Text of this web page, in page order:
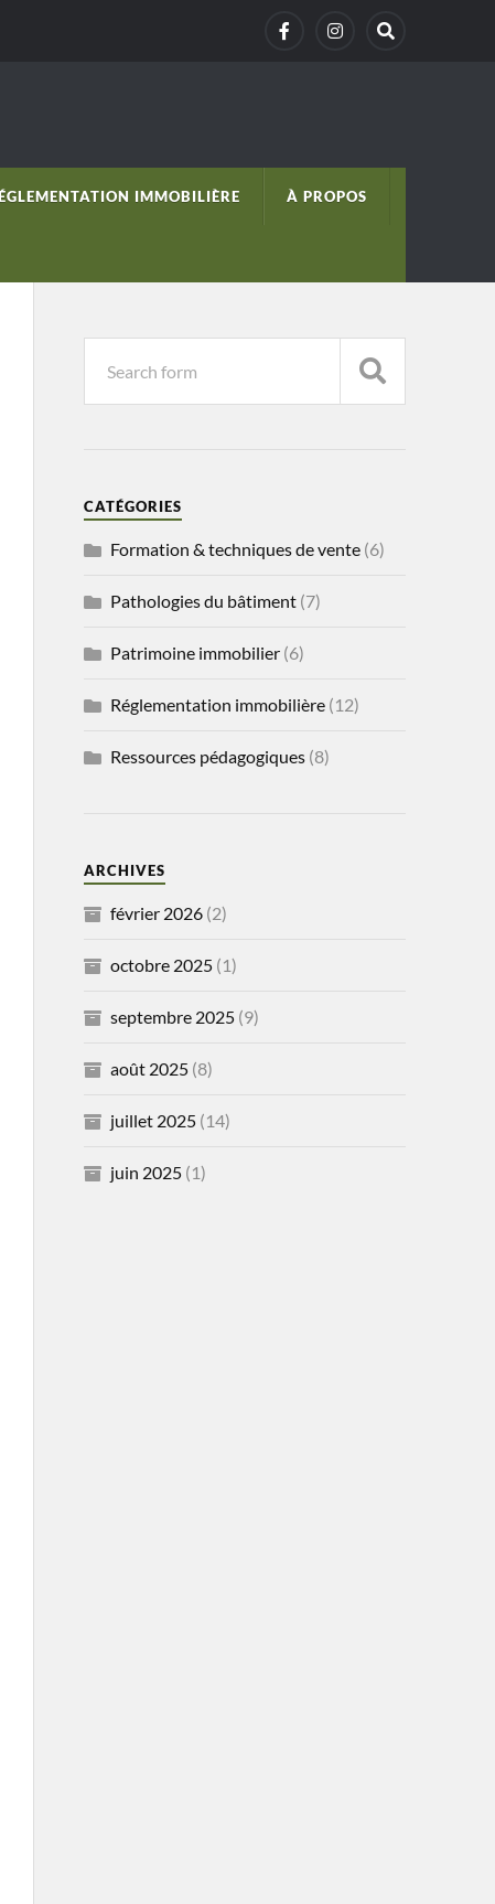
IMMOBILIÈRE À PROPOS
CATÉGORIES
Formation & techniques de vente(6)
Pathologies du bâtiment(7)
Patrimoine immobilier(6)
Réglementation immobilière(12)
Ressources pédagogiques(8)
ARCHIVES
février 2026(2)
octobre 2025(1)
septembre 2025(9)
août 2025(8)
juillet 2025(14)
juin 2025(1)